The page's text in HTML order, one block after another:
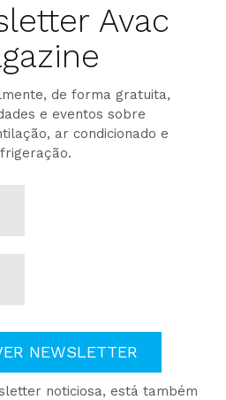
Avac
de forma gratuita,
e eventos sobre
ar condicionado e
NEWSLETTER
noticiosa, está também